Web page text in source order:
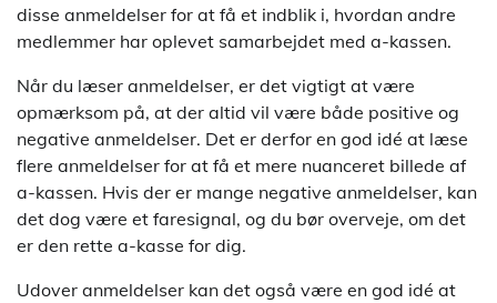
disse anmeldelser for at få et indblik i, hvordan andre
medlemmer har oplevet samarbejdet med a-kassen.
Når du læser anmeldelser, er det vigtigt at være
opmærksom på, at der altid vil være både positive og
negative anmeldelser. Det er derfor en god idé at læse
flere anmeldelser for at få et mere nuanceret billede af
a-kassen. Hvis der er mange negative anmeldelser, kan
det dog være et faresignal, og du bør overveje, om det
er den rette a-kasse for dig.
Udover anmeldelser kan det også være en god idé at